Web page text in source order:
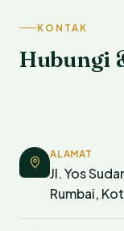
KONTAK
Hubungi
ALAMAT
Jl. Yos
Rumbai,